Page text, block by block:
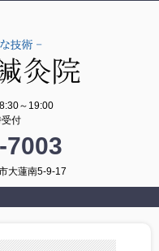
～19:00
付
7003
大蓮南5-9-17